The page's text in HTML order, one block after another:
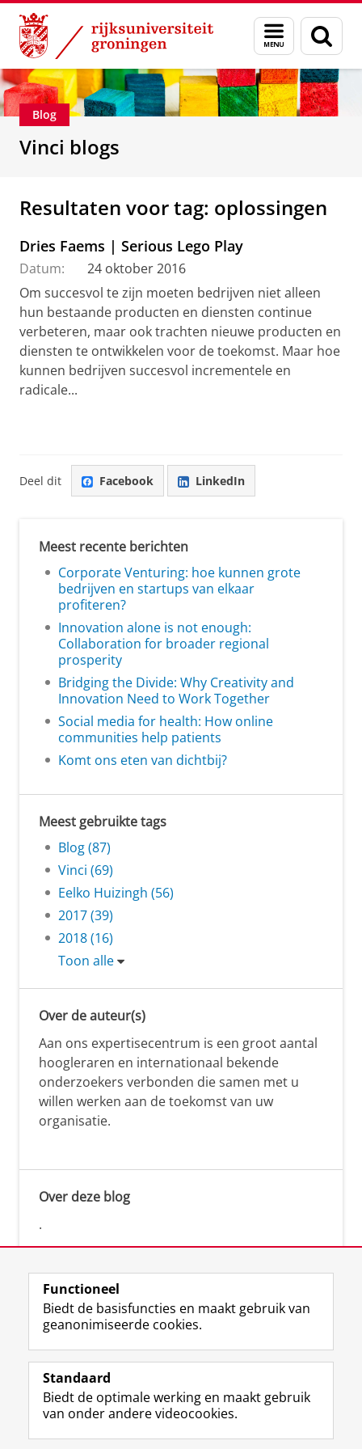
Skip
Content
Skip
Navigation
Menu
en
zoeken
Department of Innovation Management &
Blog
Vinci blogs
Resultaten voor tag: oplossingen
Dries Faems | Serious Lego Play
Datum:
24 oktober 2016
Om succesvol te zijn moeten bedrijven niet alleen
hun bestaande producten en diensten continue
verbeteren, maar ook trachten nieuwe producten en
diensten te ontwikkelen voor de toekomst. Maar hoe
kunnen bedrijven succesvol incrementele en
radicale...
Deel dit Facebook LinkedIn
Meest recente berichten
Corporate Venturing: hoe kunnen grote
bedrijven en startups van elkaar
profiteren?
Innovation alone is not enough:
Collaboration for broader regional
prosperity
Bridging the Divide: Why Creativity and
Innovation Need to Work Together
Social media for health: How online
communities help patients
Komt ons eten van dichtbij?
Meest gebruikte tags
Blog (87)
Vinci (69)
Eelko Huizingh (56)
2017 (39)
2018 (16)
Toon alle
Over de auteur(s)
Aan ons expertisecentrum is een groot aantal
hoogleraren en internationaal bekende
onderzoekers verbonden die samen met u
willen werken aan de toekomst van uw
organisatie.
Over deze blog
.
Volg de RUG
F
a
e
b
L
i
k
e
R
S
-
f
I
n
t
Y
o
T
Studiekiezers
Functioneel
Biedt de basisfuncties en maakt gebruik van
geanonimiseerde cookies.
Standaard
Biedt de optimale werking en maakt gebruik
van onder andere videocookies.